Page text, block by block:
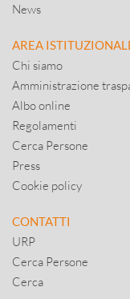
News
AREA
Chi siamo
Amministrazione
Albo online
Regolamenti
Cerca Persone
Press
Cookie policy
CONTATTI
URP
Cerca Persone
Cerca